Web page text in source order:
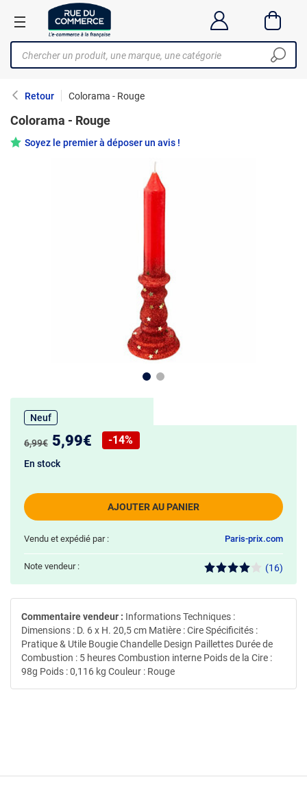
Retour Colorama - Rouge
Colorama - Rouge
Soyez le premier à déposer un avis !
Neuf
Ancien prix :
6,99€ Nouveau prix :
5,99€
Réduction de :
-14%
AJOUTER AU PANIER
En stock
Vendu et expédié par : Paris-prix.com
Note vendeur : (16)
Commentaire vendeur : Informations Techniques :
Dimensions : D. 6 x H. 20,5 cm Matière : Cire Spécificités :
Pratique & Utile Bougie Chandelle Design Paillettes Durée de
Combustion : 5 heures Combustion interne Poids de la Cire :
98g Poids : 0,116 kg Couleur : Rouge